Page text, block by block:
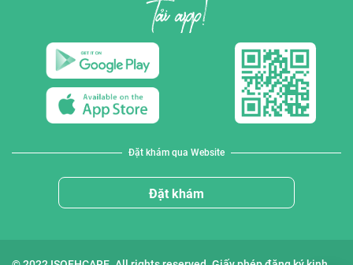
Đặt khám qua Website
Đặt khám